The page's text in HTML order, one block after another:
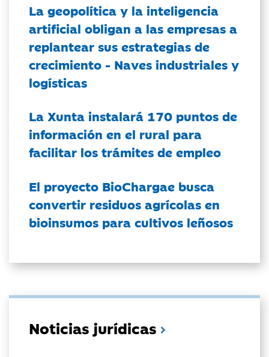
La geopolítica y la inteligencia
artificial obligan a las empresas a
replantear sus estrategias de
crecimiento - Naves industriales y
logísticas
La Xunta instalará 170 puntos de
información en el rural para
facilitar los trámites de empleo
El proyecto BioChargae busca
convertir residuos agrícolas en
bioinsumos para cultivos leñosos
Noticias jurídicas